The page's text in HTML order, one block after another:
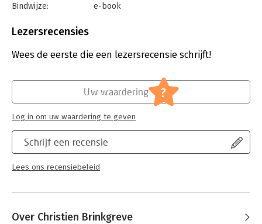
leidinggevende, of je nu schoolgaande kinderen hebt of kind
systemen van denken en handelen wij leven, vaak ongemerkt
Bindwijze:
e-book
Bestandsformaat:
Uitgever:
Amsterdam University Press
Hoofdrubriek: Mens en maatschappij
Lezersrecensies
Wees de eerste die een lezersrecensie schrijft!
Schrijf een recensie
Lees ons recensiebeleid
Uw waardering ?
Log in om uw waardering te geven
Over Christien Brinkgreve